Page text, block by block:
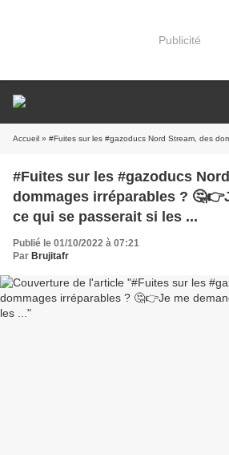
Publicité
Accueil » #Fuites sur les #gazoducs Nord Stream, des dommages irréparables ?
#Fuites sur les #gazoducs
dommages irréparables ?
ce qui se passerait si les ...
Publié le 01/10/2022 à 07:21
Par Brujitafr